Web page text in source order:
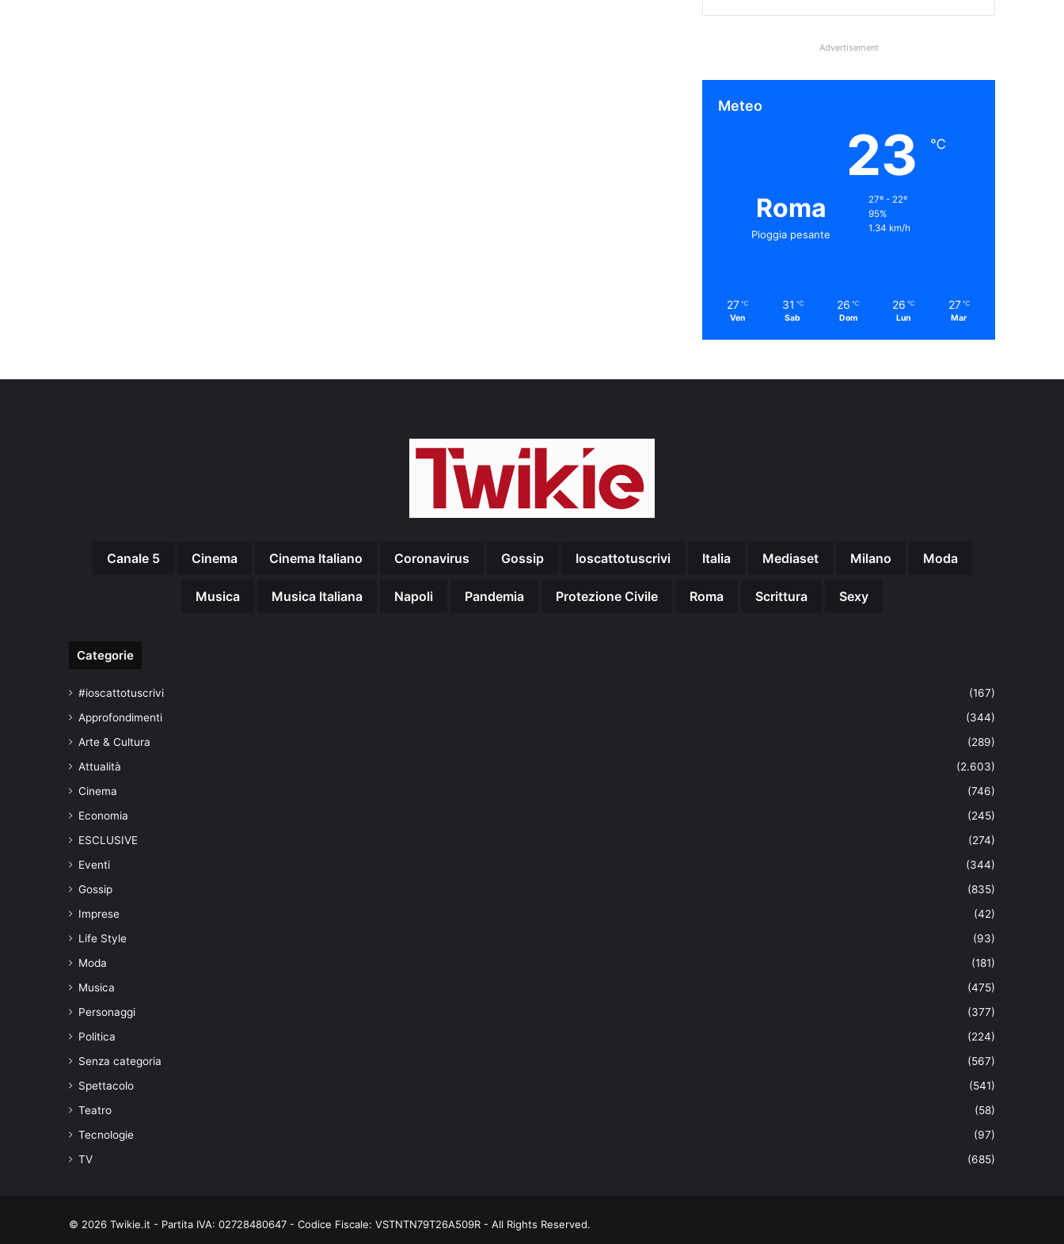
Advertisement
Meteo
Roma
Pioggia pesante
23 ℃
27º - 22º
95%
1.34 km/h
27 ℃
Ven
31 ℃
Sab
26 ℃
Dom
26 ℃
Lun
27 ℃
Mar
Canale 5 Cinema Cinema Italiano Coronavirus Gossip Ioscattotuscrivi Italia Mediaset Milano Moda
Musica Musica Italiana Napoli Pandemia Protezione Civile Roma Scrittura Sexy
Categorie
#ioscattotuscrivi
(167)
Approfondimenti
(344)
Arte & Cultura
(289)
Attualità
(2.603)
Cinema
(746)
Economia
(245)
ESCLUSIVE
(274)
Eventi
(344)
Gossip
(835)
Imprese
(42)
Life Style
(93)
Moda
(181)
Musica
(475)
Personaggi
(377)
Politica
(224)
Senza categoria
(567)
Spettacolo
(541)
Teatro
(58)
Tecnologie
(97)
TV
(685)
© 2026 Twikie.it - Partita IVA: 02728480647 - Codice Fiscale: VSTNTN79T26A509R - All Rights Reserved.